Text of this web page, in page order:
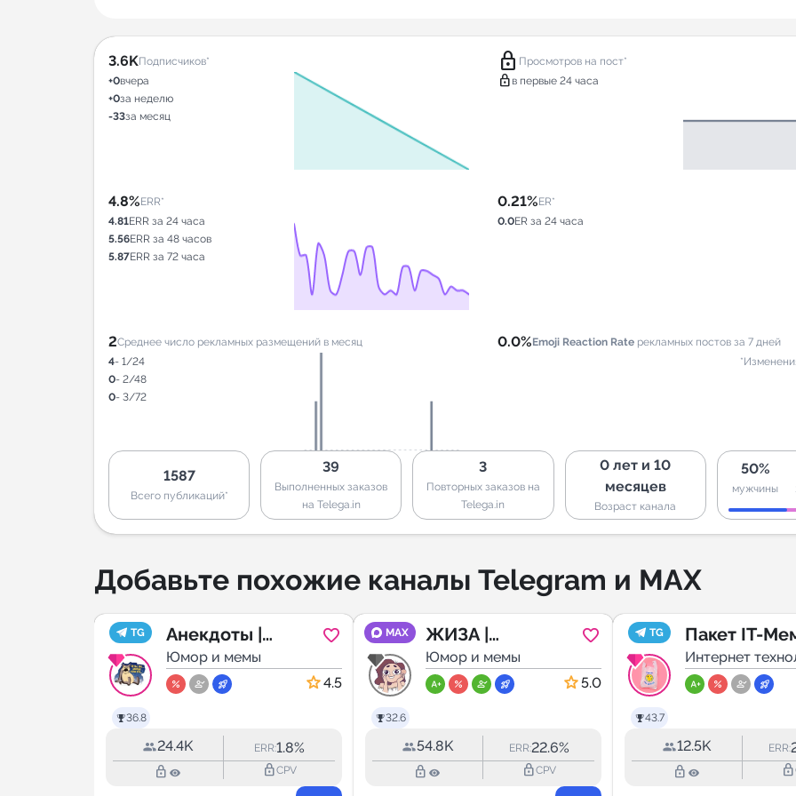
3.6KПодписчиков*
+0вчера
+0за неделю
-33за месяц
lock Просмотров на пост*
lock в первые 24 часа
4.8%ERR*
4.81ERR за 24 часа
5.56ERR за 48 часов
5.87ERR за 72 часа
0.21%ER*
0.0ER за 24 часа
2Среднее число рекламных размещений в месяц
4- 1/24
0- 2/48
0- 3/72
0.0%Emoji Reaction Rate рекламных постов за 7 дней
1587
Всего публикаций*
39
Выполненных заказов
на Telega.in
3
Повторных заказов на
Telega.in
0 лет и 10
месяцев
Возраст канала
50%
мужчины
Добавьте похожие каналы Telegram и MAX
TG
36.8
Анекдоты |
Истории|
Приколы
Юмор и мемы
4.5
24.4K ERR:1.8%
lock_outline lock_outlineCPV
MAX
32.6
ЖИЗА |
КОМИКСЫ
Юмор и мемы
5.0
54.8K ERR:22.6%
lock_outline lock_outlineCPV
TG
43.7
Пакет IT-
Интернет
12.5K ERR:
lock_outline lock_outline